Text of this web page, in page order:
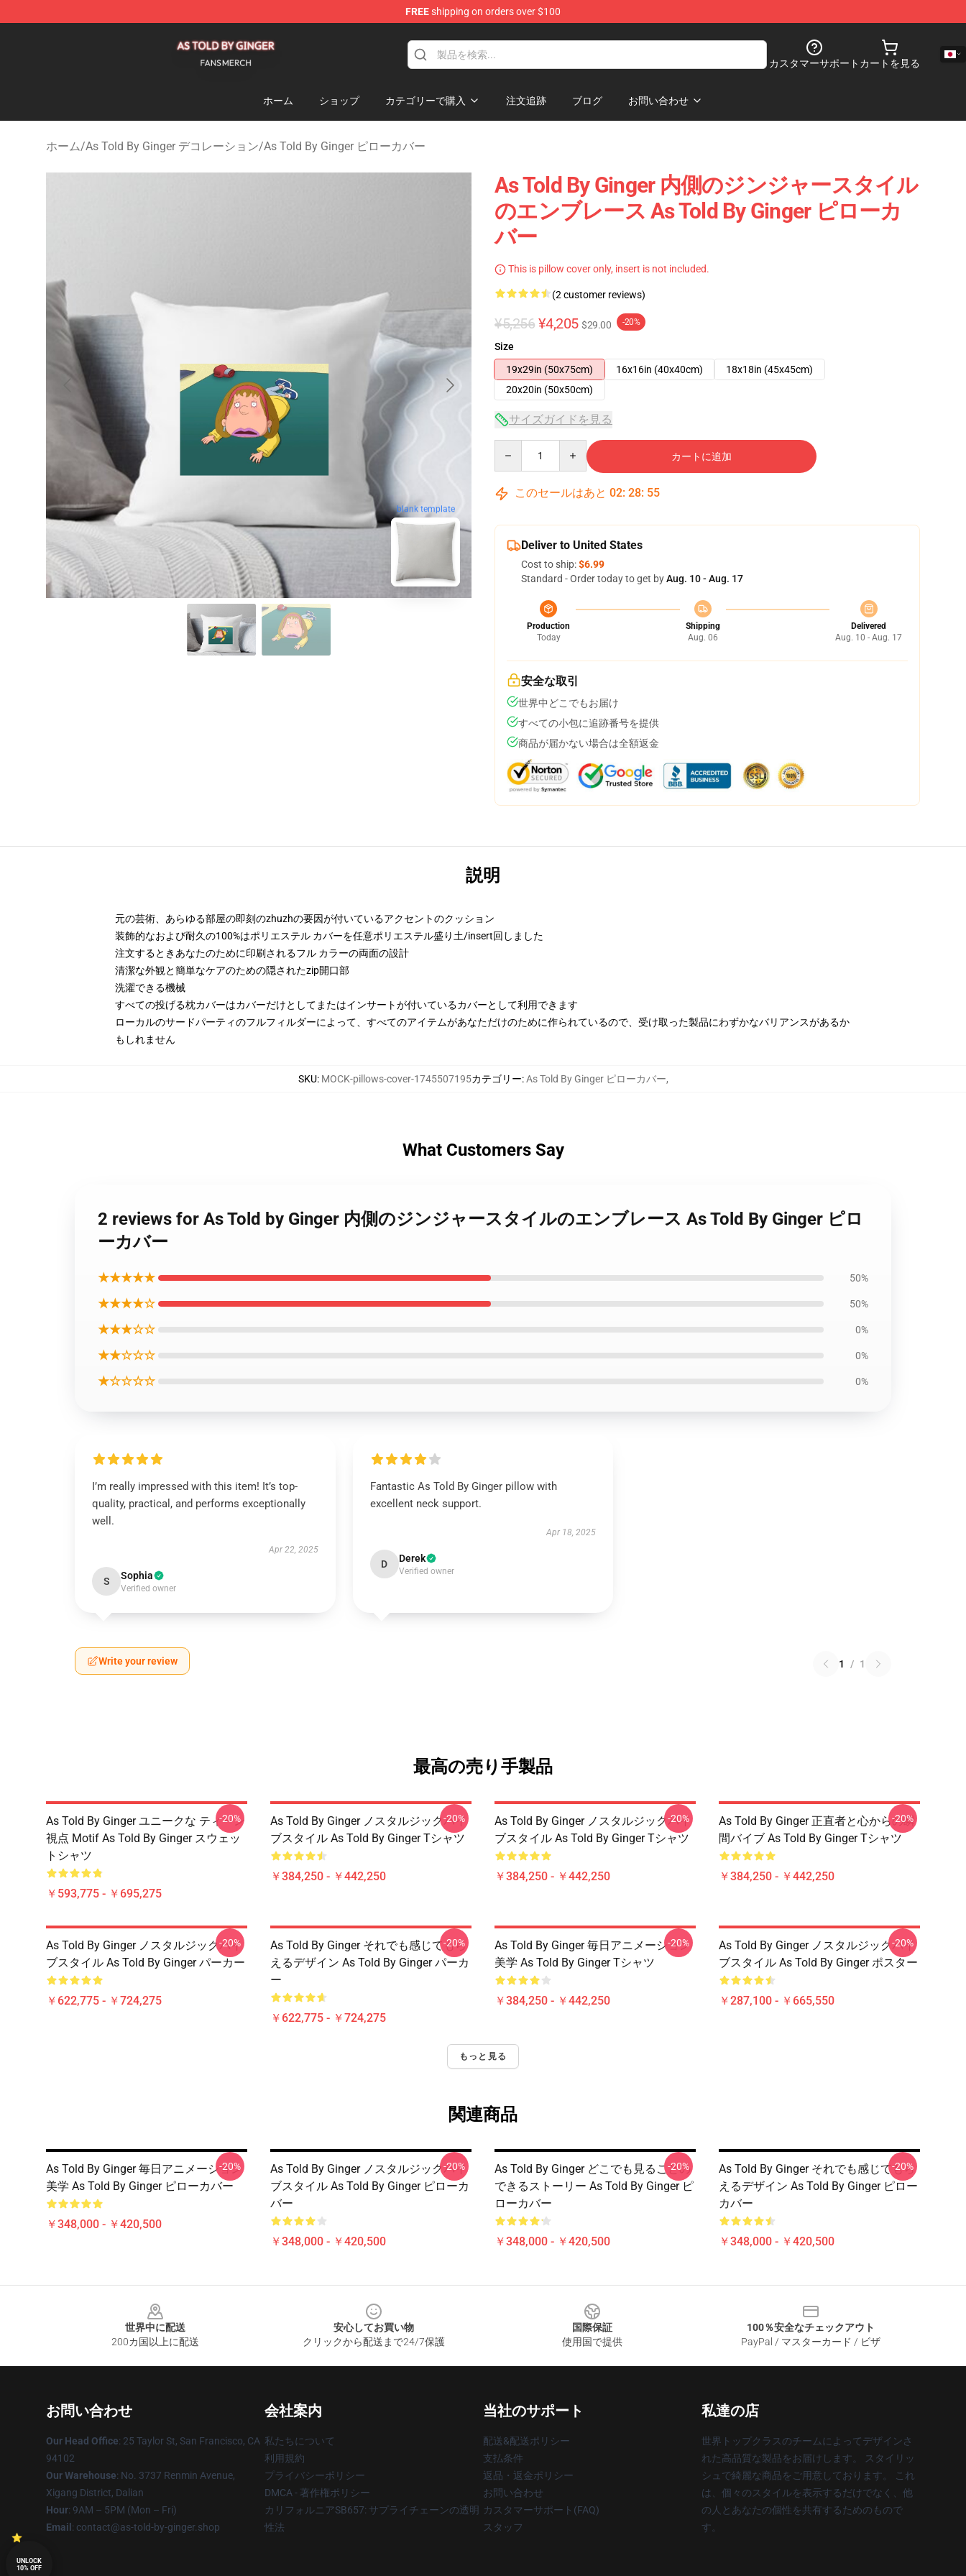
FREEshipping on orders over $100
カスタマーサポート カートを見る
ホーム ショップ カテゴリーで購入 注文追跡 ブログ お問い合わせ
ホーム/As Told By Ginger デコレーション/As Told By Ginger ピローカバー
blank template
As Told By Ginger 内側のジンジャースタイル
のエンブレース As Told By Ginger ピローカ
バー
This is pillow cover only, insert is not included.
(2 customer reviews)
¥5,256 ¥4,205 $29.00 -20%
Size
19x29in (50x75cm)
16x16in (40x40cm)
18x18in (45x45cm)
20x20in (50x50cm)
サイズガイドを見る
カートに追加
このセールはあと 02: 28: 54
Deliver to United States
Cost to ship:$6.99
Standard - Order today to get byAug. 10 - Aug. 17
Production
Today
Shipping
Aug. 06
Delivered
Aug. 10 - Aug. 17
安全な取引
世界中どこでもお届け
すべての小包に追跡番号を提供
商品が届かない場合は全額返金
説明
元の芸術、あらゆる部屋の即刻のzhuzhの要因が付いているアクセントのクッション
装飾的なおよび耐久の100%はポリエステル カバーを任意ポリエステル盛り土/insert回しました
注文するときあなたのために印刷されるフル カラーの両面の設計
清潔な外観と簡単なケアのための隠されたzip開口部
洗濯できる機械
すべての投げる枕カバーはカバーだけとしてまたはインサートが付いているカバーとして利用できます
ローカルのサードパーティのフルフィルダーによって、すべてのアイテムがあなただけのために作られているので、受け取った製品にわずかなバリアンスがあるか
もしれません
SKU: MOCK-pillows-cover-1745507195カテゴリー:As Told By Ginger ピローカバー,
What Customers Say
2 reviews for As Told by Ginger 内側のジンジャースタイルのエンブレース As Told By Ginger ピロ
ーカバー
★★★★★ 50%
★★★★☆ 50%
★★★☆☆ 0%
★★☆☆☆ 0%
★☆☆☆☆ 0%
I’m really impressed with this item! It’s top-
quality, practical, and performs exceptionally
well.
Apr 22, 2025
S Sophia
Verified owner
Fantastic As Told By Ginger pillow with
excellent neck support.
Apr 18, 2025
D Derek
Verified owner
Write your review 1 / 1
最高の売り手製品
As Told By Ginger ユニークな ティーン
視点 Motif As Told By Ginger スウェッ
トシャツ
￥593,775 - ￥695,275
-20%
As Told By Ginger ノスタルジックバイ
ブスタイル As Told By Ginger Tシャツ
￥384,250 - ￥442,250
-20%
As Told By Ginger ノスタルジックバイ
ブスタイル As Told By Ginger Tシャツ
￥384,250 - ￥442,250
-20%
As Told By Ginger 正直者と心からの瞬
間バイブ As Told By Ginger Tシャツ
￥384,250 - ￥442,250
-20%
As Told By Ginger ノスタルジックバイ
ブスタイル As Told By Ginger パーカー
￥622,775 - ￥724,275
-20%
As Told By Ginger それでも感じてもら
えるデザイン As Told By Ginger パーカ
ー
￥622,775 - ￥724,275
-20%
As Told By Ginger 毎日アニメーション
美学 As Told By Ginger Tシャツ
￥384,250 - ￥442,250
-20%
As Told By Ginger ノスタルジックバイ
ブスタイル As Told By Ginger ポスター
￥287,100 - ￥665,550
-20%
もっと見る
関連商品
As Told By Ginger 毎日アニメーション
美学 As Told By Ginger ピローカバー
￥348,000 - ￥420,500
-20%
As Told By Ginger ノスタルジックバイ
ブスタイル As Told By Ginger ピローカ
バー
￥348,000 - ￥420,500
-20%
As Told By Ginger どこでも見ることの
できるストーリー As Told By Ginger ピ
ローカバー
￥348,000 - ￥420,500
-20%
As Told By Ginger それでも感じてもら
えるデザイン As Told By Ginger ピロー
カバー
￥348,000 - ￥420,500
-20%
世界中に配送
200カ国以上に配送
安心してお買い物
クリックから配送まで24/7保護
国際保証
使用国で提供
100％安全なチェックアウト
PayPal / マスターカード / ビザ
お問い合わせ
Our Head Office: 25 Taylor St, San Francisco, CA
94102
Our Warehouse: No. 3737 Renmin Avenue,
Xigang District, Dalian
Hour: 9AM – 5PM (Mon – Fri)
Email : contact@as-told-by-ginger.shop
会社案内
私たちについて
利用規約
プライバシーポリシー
DMCA - 著作権ポリシー
カリフォルニアSB657: サプライチェーンの透明
性法
当社のサポート
配送&配送ポリシー
支払条件
返品・返金ポリシー
お問い合わせ
カスタマーサポート(FAQ)
スタッフ
私達の店
世界トップクラスのチームによってデザインさ
れた高品質な製品をお届けします。 スタイリッ
シュで綺麗な商品をご用意しております。 これ
は、個々のスタイルを表示するだけでなく、他
の人とあなたの個性を共有するためのもので
す。
UNLOCK
10% OFF